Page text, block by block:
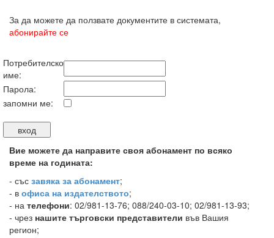
За да можете да ползвате документите в системата,
абонирайте се
Потребителско
име:
Парола:
запомни ме:
Вие можете да направите своя абонамент по всяко
време на годината:
- със завяка за абонамент;
- в офиса на издателството;
- на телефони: 02/981-13-76; 088/240-03-10; 02/981-13-93;
- чрез нашите търговски представители във Вашия
регион;